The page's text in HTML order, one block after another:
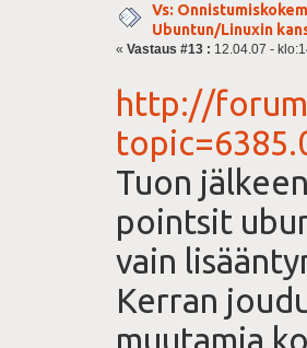
Vs:
Ubuntun/Linuxin
« Vastaus #13 : 12.04.07 -
http://
Tuon
pointsit
vain
Kerran
muutamia